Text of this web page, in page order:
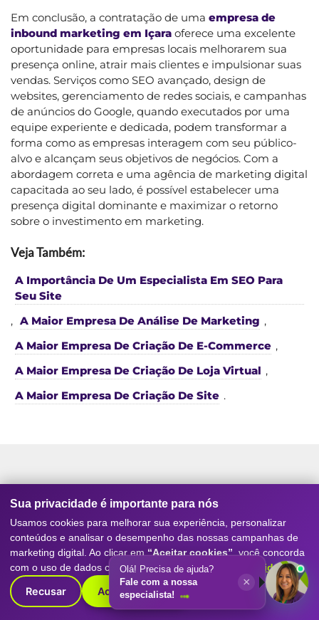
Em conclusão, a contratação de uma empresa de
inbound marketing em Içara oferece uma excelente
oportunidade para empresas locais melhorarem sua
presença online, atrair mais clientes e impulsionar suas
vendas. Serviços como SEO avançado, design de
websites, gerenciamento de redes sociais, e campanhas
de anúncios do Google, quando executados por uma
equipe experiente e dedicada, podem transformar a
forma como as empresas interagem com seu público-
alvo e alcançam seus objetivos de negócios. Com a
abordagem correta e uma agência de marketing digital
capacitada ao seu lado, é possível estabelecer uma
presença digital dominante e maximizar o retorno
sobre o investimento em marketing.
Veja Também:
A Importância De Um Especialista Em SEO Para
Seu Site
, A Maior Empresa De Análise De Marketing ,
A Maior Empresa De Criação De E-Commerce ,
A Maior Empresa De Criação De Loja Virtual ,
A Maior Empresa De Criação De Site .
Serviços da nossaAgência de
Marketing Digitale SEO
Conheça os principais serviços que tornam aDigitall
Evolution referência como agência de marketing
digital, SEO, posicionamento no Google, geração de
leads e resultados reais para empresas de todos os
Sua privacidade é importante para nós
Usamos cookies para melhorar sua experiência, personalizar
conteúdos e analisar o desempenho das nossas campanhas de
marketing digital. Ao clicar em “Aceitar cookies” , você concorda
com o uso de dados conforme nossaPolítica de Privacidade.
Recusar Aceitar cookies
Olá! Precisa de ajuda?
Fale com a nossa
especialista!
×